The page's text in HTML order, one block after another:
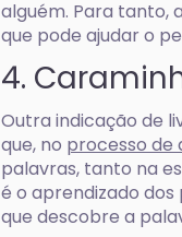
alguém. Para tanto,
que pode ajudar o
4.
Outra indicação de
que, no processo de
palavras, tanto na
é o aprendizado
que descobre a